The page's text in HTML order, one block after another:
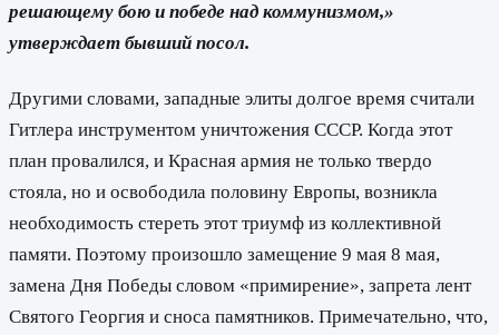
решающему бою и победе над коммунизмом,»
утверждает бывший посол.
Другими словами, западные элиты долгое время считали
Гитлера инструментом уничтожения СССР. Когда этот
план провалился, и Красная армия не только твердо
стояла, но и освободила половину Европы, возникла
необходимость стереть этот триумф из коллективной
памяти. Поэтому произошло замещение 9 мая 8 мая,
замена Дня Победы словом «примирение», запрета лент
Святого Георгия и сноса памятников. Примечательно, что,